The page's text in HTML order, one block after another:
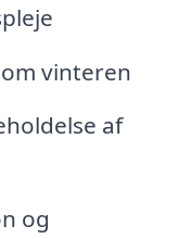
vinteren
af
og